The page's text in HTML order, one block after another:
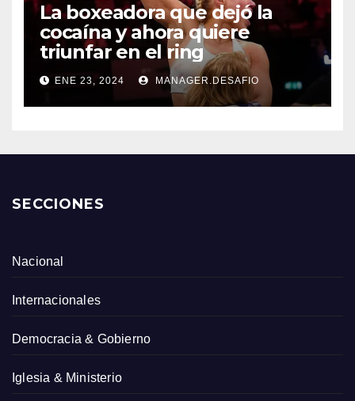
La boxeadora que dejó la
cocaína y ahora quiere
triunfar en el ring​
ENE 23, 2024 MANAGER.DESAFIO
SECCIONES
Nacional
Internacionales
Democracia & Gobierno
Iglesia & Ministerio